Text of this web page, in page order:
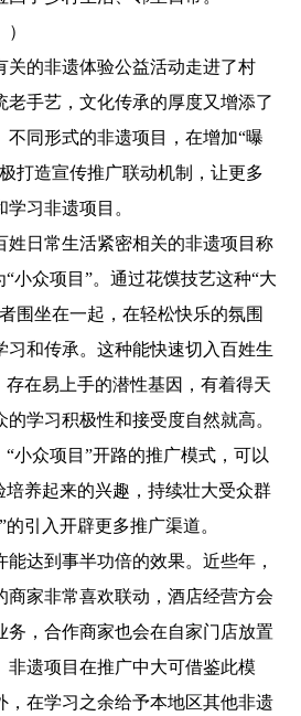
的非遗体验公益活动走进了村
老手艺，文化传承的厚度又增添了
不同形式的非遗项目，在增加“曝
打造宣传推广联动机制，让更多
习非遗项目。
日常生活紧密相关的非遗项目称
小众项目”。通过花馍技艺这种“大
围坐在一起，在轻松快乐的氛围
习和传承。这种能快速切入百姓生
存在易上手的潜性基因，有着得天
学习积极性和接受度自然就高。
小众项目”开路的推广模式，可以
培养起来的兴趣，持续壮大受众群
引入开辟更多推广渠道。
达到事半功倍的效果。近些年，
商家非常喜欢联动，酒店经营方会
务，合作商家也会在自家门店放置
非遗项目在推广中大可借鉴此模
，在学习之余给予本地区其他非遗